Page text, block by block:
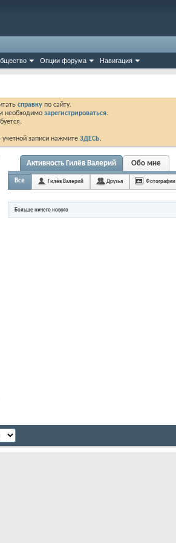
Опции форума Навигация
справку по сайту.
необходимо зарегистрироваться.
записи нажмите ЗДЕСЬ.
Активность Гилёв Валерий Обо мне
Все Гилёв Валерий Друзья Фотографии
Больше ничего нового